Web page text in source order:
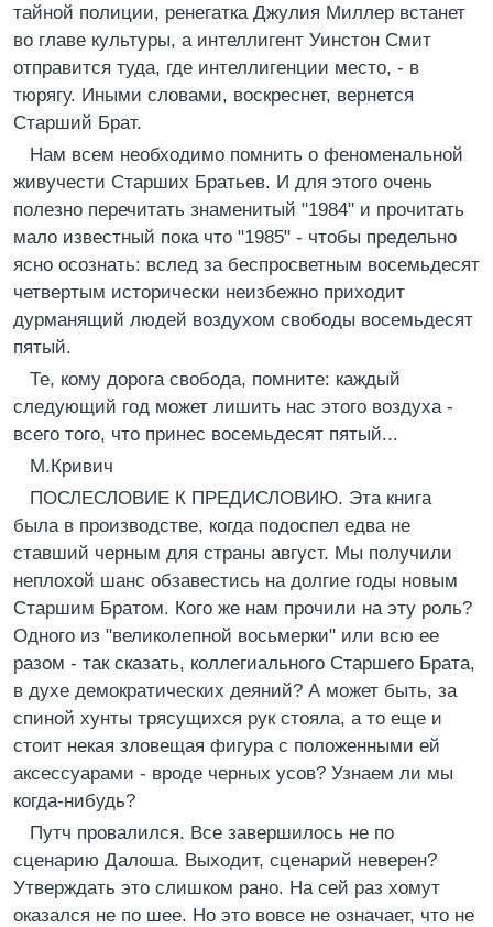
тайной полиции, ренегатка Джулия Миллер встанет
во главе культуры, а интеллигент Уинстон Смит
отправится туда, где интеллигенции место, - в
тюрягу. Иными словами, воскреснет, вернется
Старший Брат.
Нам всем необходимо помнить о феноменальной
живучести Старших Братьев. И для этого очень
полезно перечитать знаменитый "1984" и прочитать
мало известный пока что "1985" - чтобы предельно
ясно осознать: вслед за беспросветным восемьдесят
четвертым исторически неизбежно приходит
дурманящий людей воздухом свободы восемьдесят
пятый.
Те, кому дорога свобода, помните: каждый
следующий год может лишить нас этого воздуха -
всего того, что принес восемьдесят пятый...
М.Кривич
ПОСЛЕСЛОВИЕ К ПРЕДИСЛОВИЮ. Эта книга
была в производстве, когда подоспел едва не
ставший черным для страны август. Мы получили
неплохой шанс обзавестись на долгие годы новым
Старшим Братом. Кого же нам прочили на эту роль?
Одного из "великолепной восьмерки" или всю ее
разом - так сказать, коллегиального Старшего Брата,
в духе демократических деяний? А может быть, за
спиной хунты трясущихся рук стояла, а то еще и
стоит некая зловещая фигура с положенными ей
аксессуарами - вроде черных усов? Узнаем ли мы
когда-нибудь?
Путч провалился. Все завершилось не по
сценарию Далоша. Выходит, сценарий неверен?
Утверждать это слишком рано. На сей раз хомут
оказался не по шее. Но это вовсе не означает, что не